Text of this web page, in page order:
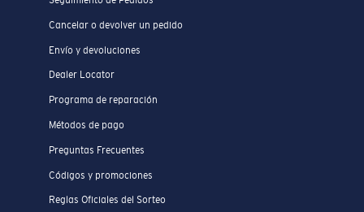
Cancelar o devolver un pedido
Envío y devoluciones
Dealer Locator
Programa de reparación
Métodos de pago
Preguntas Frecuentes
Códigos y promociones
Reglas Oficiales del Sorteo